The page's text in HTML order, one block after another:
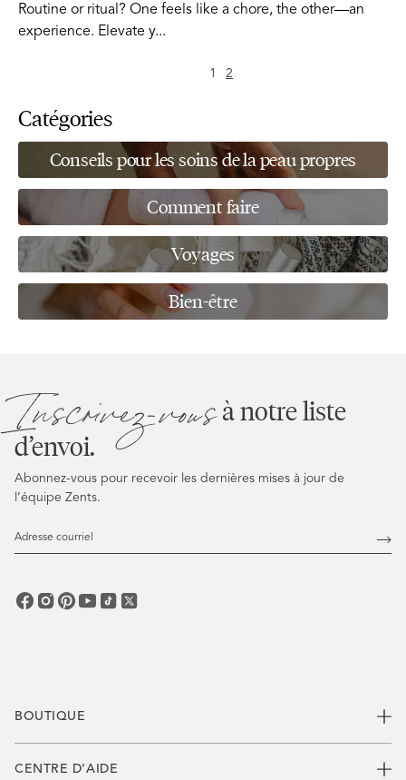
Routine or ritual? One feels like a chore, the other—an
experience. Elevate y...
Page précédente
Page
1 page
2
Catégories
Conseils pour les soins de la peau propres
Comment faire
Voyages
Bien-être
BOUTIQUE
CENTRE D’AIDE
Inscrivez-vousà notre liste
d’envoi.
Abonnez-vous pour recevoir les dernières mises à jour de
l’équipe Zents.
Adresse